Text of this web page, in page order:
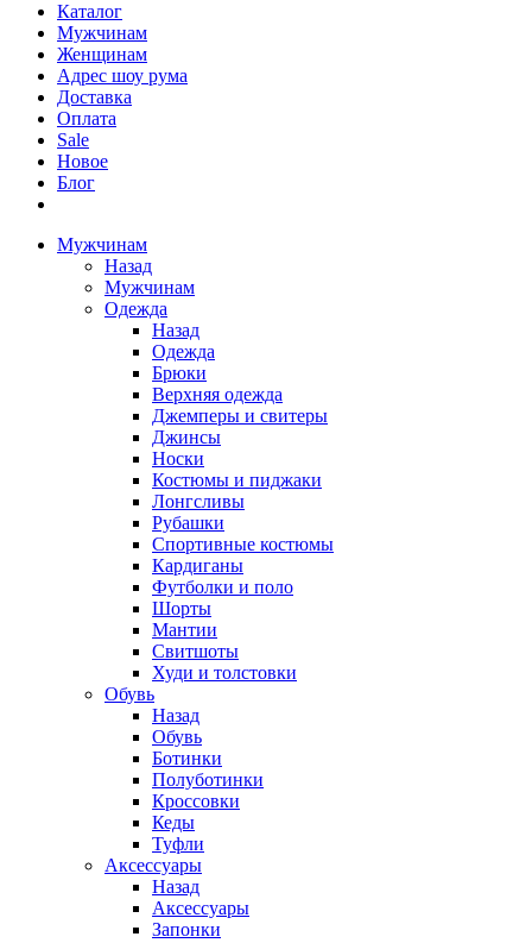
Каталог
Мужчинам
Женщинам
Адрес шоу рума
Доставка
Оплата
Sale
Новое
Блог
Мужчинам
Назад
Мужчинам
Одежда
Назад
Одежда
Брюки
Верхняя одежда
Джемперы и свитеры
Джинсы
Носки
Костюмы и пиджаки
Лонгсливы
Рубашки
Спортивные костюмы
Кардиганы
Футболки и поло
Шорты
Мантии
Свитшоты
Худи и толстовки
Обувь
Назад
Обувь
Ботинки
Полуботинки
Кроссовки
Кеды
Туфли
Аксессуары
Назад
Аксессуары
Запонки